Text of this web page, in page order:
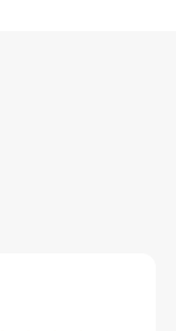
₽). После